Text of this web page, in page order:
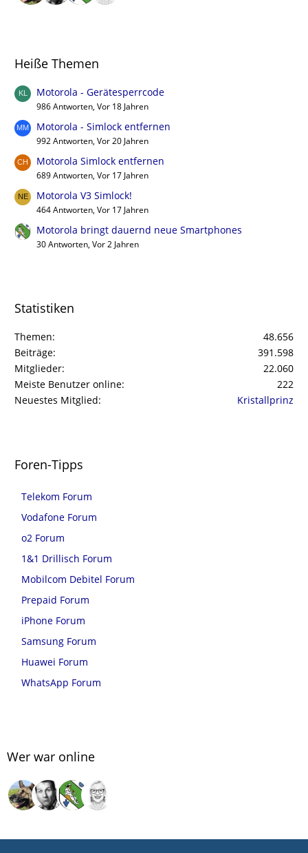
Heiße Themen
Motorola - Gerätesperrcode
986 Antworten, Vor 18 Jahren
Motorola - Simlock entfernen
992 Antworten, Vor 20 Jahren
Motorola Simlock entfernen
689 Antworten, Vor 17 Jahren
Motorola V3 Simlock!
464 Antworten, Vor 17 Jahren
Motorola bringt dauernd neue Smartphones
30 Antworten, Vor 2 Jahren
Statistiken
Themen
48.656
Beiträge
391.598
Mitglieder
22.060
Meiste Benutzer online
222
Neuestes Mitglied
Kristallprinz
Foren-Tipps
Telekom Forum
Vodafone Forum
o2 Forum
1&1 Drillisch Forum
Mobilcom Debitel Forum
Prepaid Forum
iPhone Forum
Samsung Forum
Huawei Forum
WhatsApp Forum
Wer war online